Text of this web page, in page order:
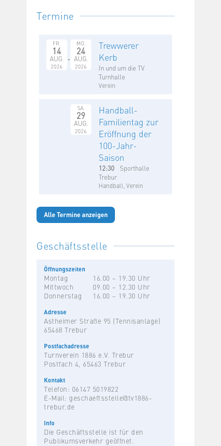
Termine
FR.
14
AUG.
2026
MO.
24
AUG.
2026
Trewwerer
Kerb
In und um die TV
Turnhalle
Verein
SA.
29
AUG.
2026
Handball-
Familientag zur
Eröffnung der
100-Jahr-
Saison
12:30
Sporthalle
Trebur
Handball, Verein
Alle Termine anzeigen
Geschäftsstelle
Öffnungszeiten
Montag
16.00 – 19.30 Uhr
Mittwoch
09.00 – 12.30 Uhr
Donnerstag
16.00 – 19.30 Uhr
Adresse
Astheimer Straße 95 (Tennisanlage)
65468 Trebur
Postfachadresse
Turnverein 1886 e.V. Trebur
Postfach 4, 65463 Trebur
Kontakt
Telefon: 06147 5019822
E-Mail: geschaeftsstelle@tv1886-
trebur.de
Info
Die Geschäftsstelle ist für den
Publikumsverkehr geöffnet.